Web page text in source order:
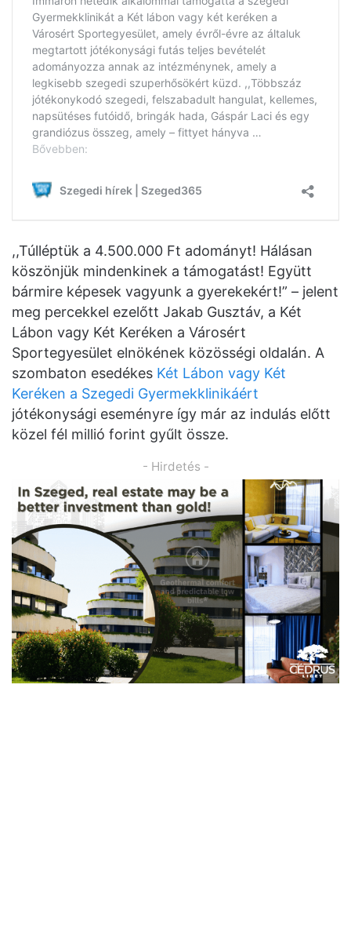
,,Túlléptük a 4.500.000 Ft adományt! Hálásan
köszönjük mindenkinek a támogatást! Együtt
bármire képesek vagyunk a gyerekekért!” – jelent
meg percekkel ezelőtt Jakab Gusztáv, a Két
Lábon vagy Két Keréken a Városért
Sportegyesület elnökének közösségi oldalán. A
szombaton esedékes Két Lábon vagy Két
Keréken a Szegedi Gyermekklinikáért
jótékonysági eseményre így már az indulás előtt
közel fél millió forint gyűlt össze.
- Hirdetés -